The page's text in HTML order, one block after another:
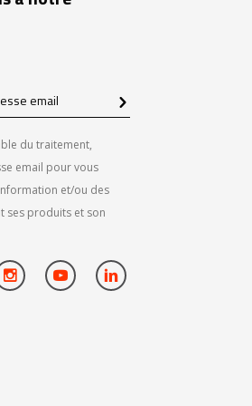
du traitement,
email pour vous
et/ou des
ses produits et son